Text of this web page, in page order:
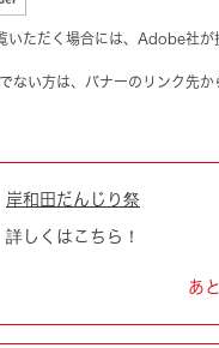
いただく場合には、Adobe社
ない方は、バナーのリンク先か
岸和田だんじり祭
詳しくはこちら！
あと